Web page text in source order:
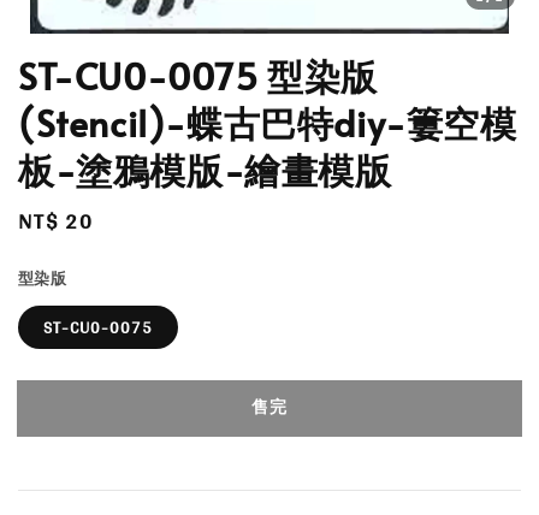
ST-CU0-0075 型染版
(Stencil)-蝶古巴特diy-簍空模
板-塗鴉模版-繪畫模版
Regular
NT$ 20
型染版
ST-CU0-0075
售完